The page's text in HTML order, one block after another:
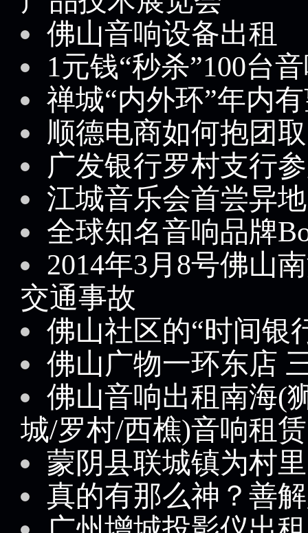
佛山音响设备出租
1元钱“秒杀”100台
禅城“内外环”年内
顺德电商如何抱团
广发银行罗村支行
江城音乐会首尝异
全球知名音响品牌
2014年3月8号佛山
交通事故
佛山社区的“时间银
佛山广物一环东店
佛山音响出租南海(
城/罗村/西樵)音响租赁
蒙阴县联城镇为村
真的有那么神？善